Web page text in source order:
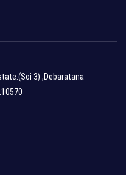
3) ,Debaratana